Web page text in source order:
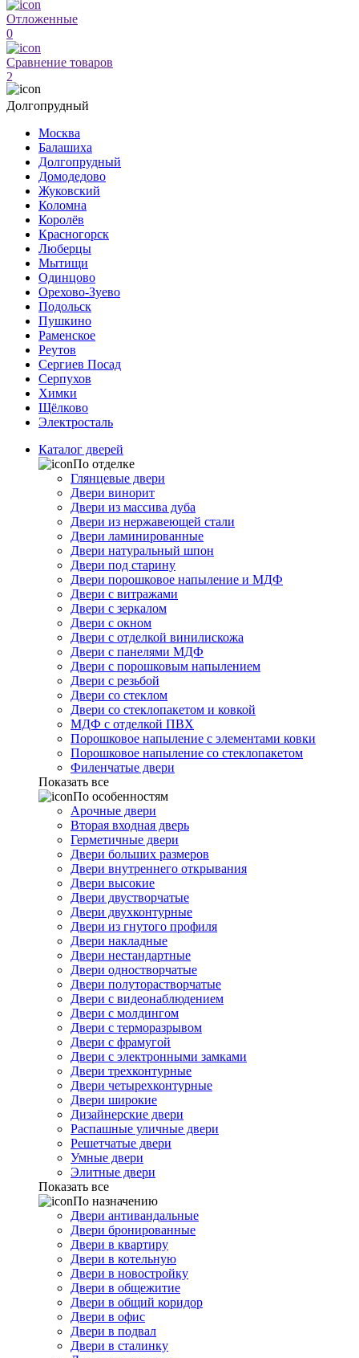
Отложенные
0
Сравнение товаров
2
Долгопрудный
Москва
Балашиха
Долгопрудный
Домодедово
Жуковский
Коломна
Королёв
Красногорск
Люберцы
Мытищи
Одинцово
Орехово-Зуево
Подольск
Пушкино
Раменское
Реутов
Сергиев Посад
Серпухов
Химки
Щёлково
Электросталь
Каталог дверей
По отделке
Глянцевые двери
Двери винорит
Двери из массива дуба
Двери из нержавеющей стали
Двери ламинированные
Двери натуральный шпон
Двери под старину
Двери порошковое напыление и МДФ
Двери с витражами
Двери с зеркалом
Двери с окном
Двери с отделкой винилискожа
Двери с панелями МДФ
Двери с порошковым напылением
Двери с резьбой
Двери со стеклом
Двери со стеклопакетом и ковкой
МДФ с отделкой ПВХ
Порошковое напыление с элементами ковки
Порошковое напыление со стеклопакетом
Филенчатые двери
Показать все
По особенностям
Арочные двери
Вторая входная дверь
Герметичные двери
Двери больших размеров
Двери внутреннего открывания
Двери высокие
Двери двустворчатые
Двери двухконтурные
Двери из гнутого профиля
Двери накладные
Двери нестандартные
Двери одностворчатые
Двери полуторастворчатые
Двери с видеонаблюдением
Двери с молдингом
Двери с терморазрывом
Двери с фрамугой
Двери с электронными замками
Двери трехконтурные
Двери четырехконтурные
Двери широкие
Дизайнерские двери
Распашные уличные двери
Решетчатые двери
Умные двери
Элитные двери
Показать все
По назначению
Двери антивандальные
Двери бронированные
Двери в квартиру
Двери в котельную
Двери в новостройку
Двери в общежитие
Двери в общий коридор
Двери в офис
Двери в подвал
Двери в сталинку